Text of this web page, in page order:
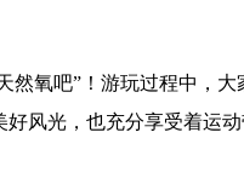
然氧吧”！游玩过程中，
风光，也充分享受着运动